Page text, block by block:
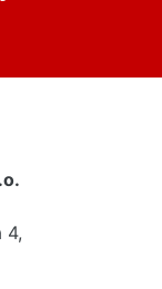
4,